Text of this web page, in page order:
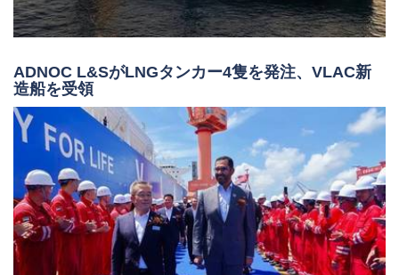
ADNOC L&SがLNGタンカー4隻を発注、VLAC新
造船を受領